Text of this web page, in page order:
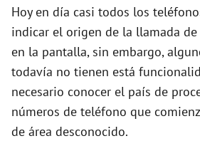
y
V
i
Hoy en día casi todos los
indicar el origen de la llamada
en la pantalla, sin embargo,
todavía no tienen está
necesario conocer el país de
números de teléfono que
de área desconocido.